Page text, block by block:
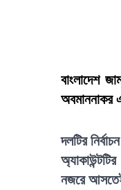
বাংলাদেশ
অবমাননাকর
দলটির
নজরে আসতেই